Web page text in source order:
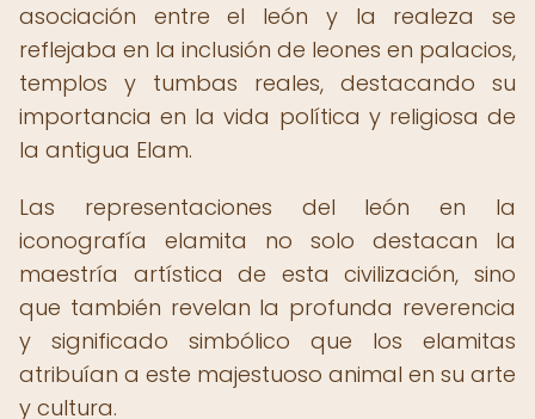
asociación entre el león y la realeza se
reflejaba en la inclusión de leones en palacios,
templos y tumbas reales, destacando su
importancia en la vida política y religiosa de
la antigua Elam.
Las representaciones del león en la
iconografía elamita no solo destacan la
maestría artística de esta civilización, sino
que también revelan la profunda reverencia
y significado simbólico que los elamitas
atribuían a este majestuoso animal en su arte
y cultura.